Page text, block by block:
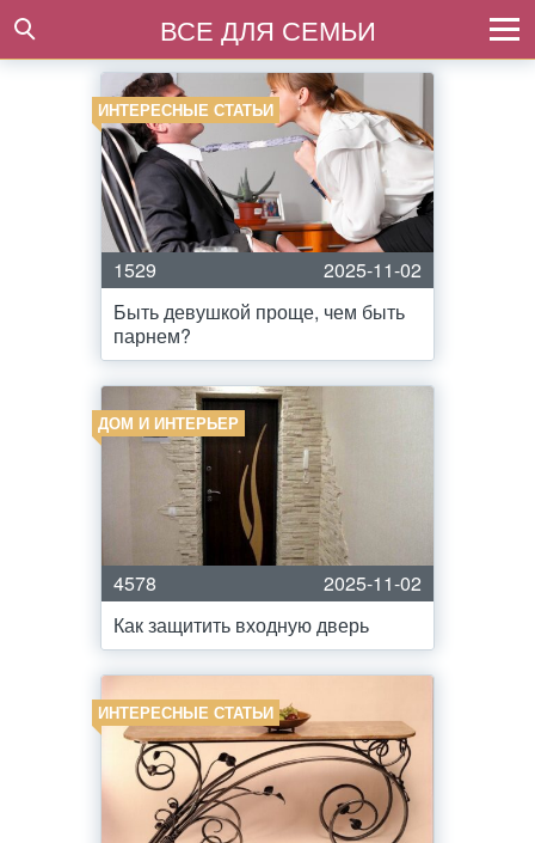
ВСЕ ДЛЯ СЕМЬИ
ИНТЕРЕСНЫЕ СТАТЬИ
1529
2025-11-02
Быть девушкой проще, чем быть
парнем?
ДОМ И ИНТЕРЬЕР
4578
2025-11-02
Как защитить входную дверь
ИНТЕРЕСНЫЕ СТАТЬИ